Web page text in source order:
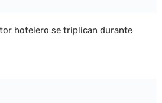
hotelero se triplican durante